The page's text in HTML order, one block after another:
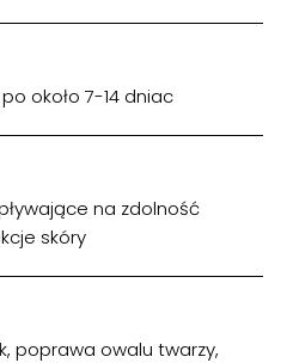
około 7-14 dniac
na zdolność
skóry
poprawa owalu twarzy,